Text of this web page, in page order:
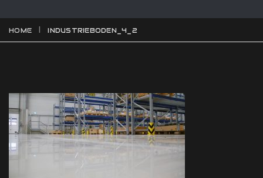
HOME INDUSTRIEBODEN_4_2